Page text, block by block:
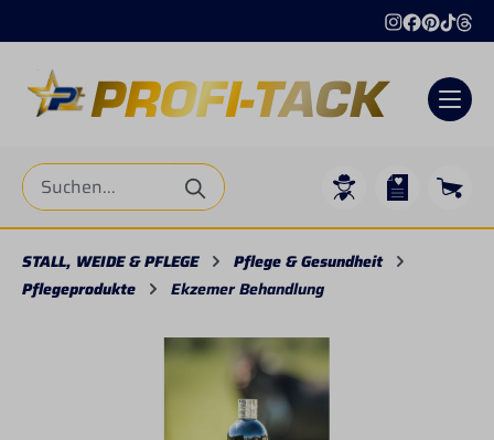
STALL, WEIDE & PFLEGE
Pflege & Gesundheit
Pflegeprodukte
Ekzemer Behandlung
Bildergalerie überspringen